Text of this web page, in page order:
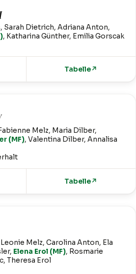
Sarah Dietrich, Adriana Anton,
, Katharina Günther, Emilia Gorscak
Tabelle↗
Melz, Maria Dilber,
(MF), Valentina Dilber, Annalisa
Tabelle↗
Melz, Carolina Anton, Ela
Elena Erol (MF), Rosmarie
Theresa Erol